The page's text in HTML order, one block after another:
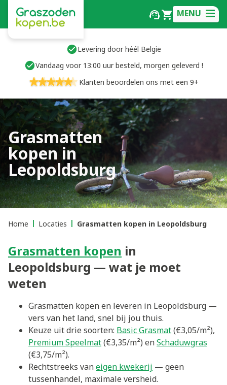
MENU
Levering door héél België
Vandaag voor 13:00 uur besteld, morgen geleverd !
Klanten beoordelen ons met een 9+
Grasmatten
kopen in
Leopoldsburg
Home Locaties Grasmatten kopen in Leopoldsburg
Grasmatten kopen in
Leopoldsburg — wat je moet
weten
Grasmatten kopen en leveren in Leopoldsburg —
vers van het land, snel bij jou thuis.
Keuze uit drie soorten: Basic Grasmat(€3,05/m²),
Premium Speelmat(€3,35/m²) enSchaduwgras
(€3,75/m²).
Rechtstreeks vaneigen kwekerij — geen
tussenhandel, maximale versheid.